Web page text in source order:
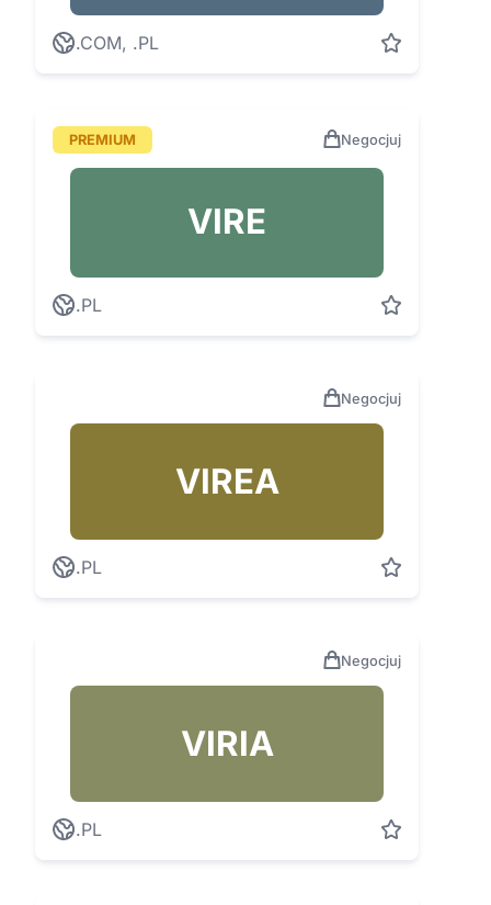
.COM, .PL
PREMIUM Negocjuj
VIRE
.PL
Negocjuj
VIREA
.PL
Negocjuj
VIRIA
.PL